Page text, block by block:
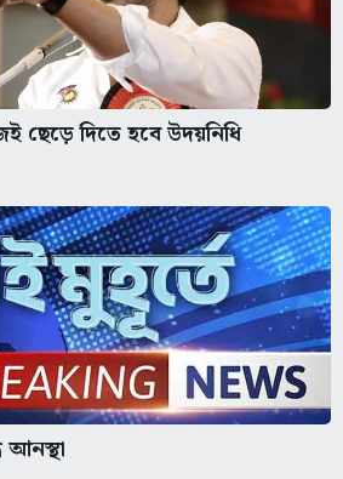
ছেড়ে দিতে হবে উদয়নিধি